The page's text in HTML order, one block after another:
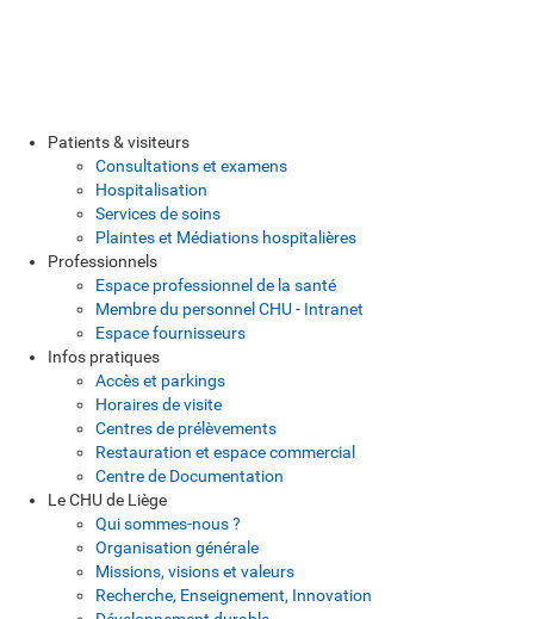
Patients & visiteurs
Consultations et examens
Hospitalisation
Services de soins
Plaintes et Médiations hospitalières
Professionnels
Espace professionnel de la santé
Membre du personnel CHU - Intranet
Espace fournisseurs
Infos pratiques
Accès et parkings
Horaires de visite
Centres de prélèvements
Restauration et espace commercial
Centre de Documentation
Le CHU de Liège
Qui sommes-nous ?
Organisation générale
Missions, visions et valeurs
Recherche, Enseignement, Innovation